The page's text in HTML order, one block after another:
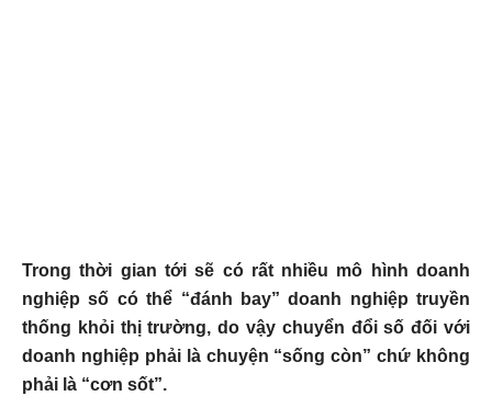
Trong thời gian tới sẽ có rất nhiều mô hình doanh
nghiệp số có thể “đánh bay” doanh nghiệp truyền
thống khỏi thị trường, do vậy chuyển đổi số đối với
doanh nghiệp phải là chuyện “sống còn” chứ không
phải là “cơn sốt”.